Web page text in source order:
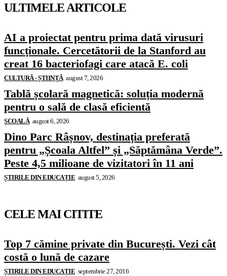
ULTIMELE ARTICOLE
AI a proiectat pentru prima dată virusuri
funcționale. Cercetătorii de la Stanford au
creat 16 bacteriofagi care atacă E. coli
CULTURĂ - ȘTIINȚĂ august 7, 2026
Tablă școlară magnetică: soluția modernă
pentru o sală de clasă eficientă
ŞCOALĂ august 6, 2026
Dino Parc Râșnov, destinația preferată
pentru „Școala Altfel” și „Săptămâna Verde”.
Peste 4,5 milioane de vizitatori în 11 ani
ȘTIRILE DIN EDUCAȚIE august 5, 2026
CELE MAI CITITE
Top 7 cămine private din București. Vezi cât
costă o lună de cazare
ȘTIRILE DIN EDUCAȚIE septembrie 27, 2016